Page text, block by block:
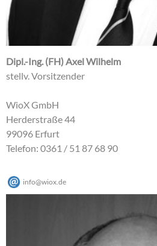
Dipl.-Ing. (FH) Axel Wilhelm
stellv. Vorsitzender
WioX GmbH
Herderstraße 44
99096 Erfurt
Telefon: 0361 / 51 87 68 90
info@wiox.de